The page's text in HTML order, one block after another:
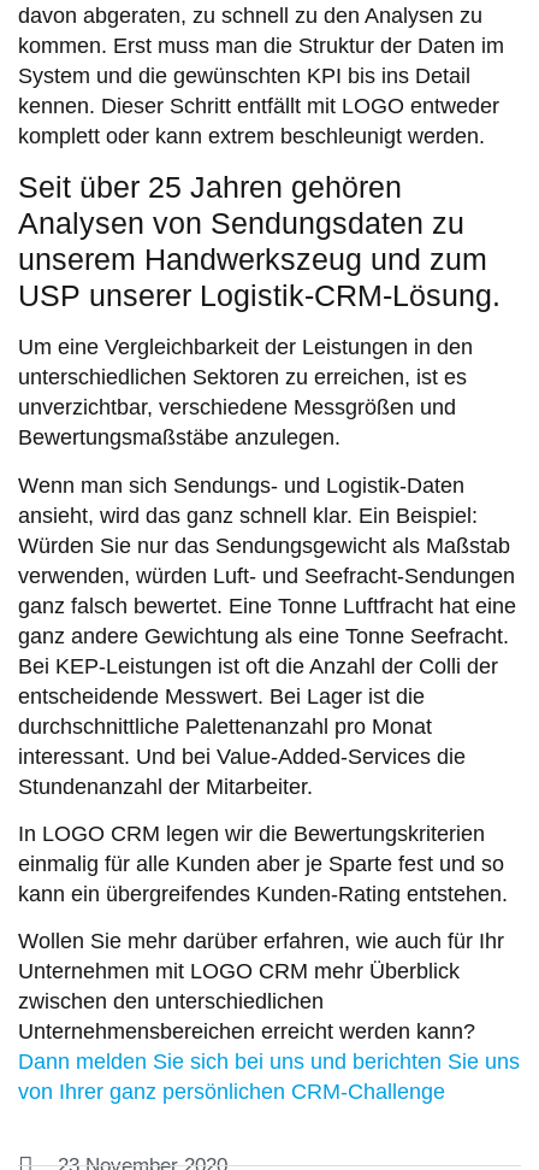
davon abgeraten, zu schnell zu den Analysen zu
kommen. Erst muss man die Struktur der Daten im
System und die gewünschten KPI bis ins Detail
kennen. Dieser Schritt entfällt mit LOGO entweder
komplett oder kann extrem beschleunigt werden.
Seit über 25 Jahren gehören
Analysen von Sendungsdaten zu
unserem Handwerkszeug und zum
USP unserer Logistik-CRM-Lösung.
Um eine Vergleichbarkeit der Leistungen in den
unterschiedlichen Sektoren zu erreichen, ist es
unverzichtbar, verschiedene Messgrößen und
Bewertungsmaßstäbe anzulegen.
Wenn man sich Sendungs- und Logistik-Daten
ansieht, wird das ganz schnell klar. Ein Beispiel:
Würden Sie nur das Sendungsgewicht als Maßstab
verwenden, würden Luft- und Seefracht-Sendungen
ganz falsch bewertet. Eine Tonne Luftfracht hat eine
ganz andere Gewichtung als eine Tonne Seefracht.
Bei KEP-Leistungen ist oft die Anzahl der Colli der
entscheidende Messwert. Bei Lager ist die
durchschnittliche Palettenanzahl pro Monat
interessant. Und bei Value-Added-Services die
Stundenanzahl der Mitarbeiter.
In LOGO CRM legen wir die Bewertungskriterien
einmalig für alle Kunden aber je Sparte fest und so
kann ein übergreifendes Kunden-Rating entstehen.
Wollen Sie mehr darüber erfahren, wie auch für Ihr
Unternehmen mit LOGO CRM mehr Überblick
zwischen den unterschiedlichen
Unternehmensbereichen erreicht werden kann?
Dann melden Sie sich bei uns und berichten Sie uns
von Ihrer ganz persönlichen CRM-Challenge